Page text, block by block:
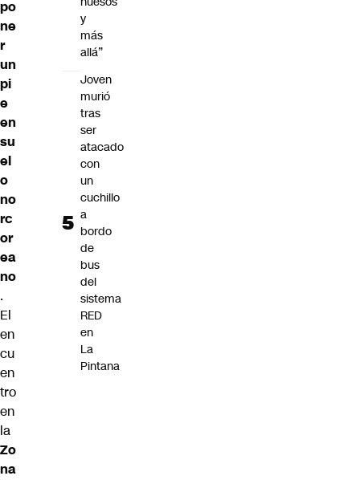
po
ne
r
un
pi
e
en
su
el
o
no
rc
or
ea
no
.
El
en
cu
en
tro
en
la
Zo
na
y
más
allá”
Joven
murió
tras
ser
atacado
con
un
cuchillo
a
bordo
de
bus
del
sistema
RED
en
La
Pintana